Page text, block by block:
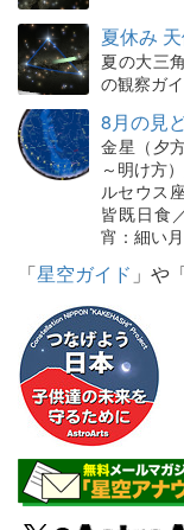
夏休み
夏の大三
の観察ガ
8月の見
金星（夕
～明け方
ルセウス
皆既日食
宵：細い
「星空ガイド 」や